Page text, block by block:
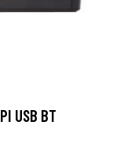
USB BT